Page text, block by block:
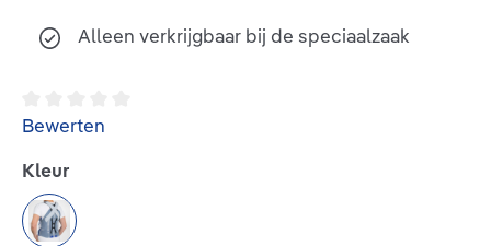
Alleen verkrijgbaar bij de speciaalzaak
Gemiddelde waardering van 0 van 5 sterren
Bewerten
Selecteer
Kleur
titan